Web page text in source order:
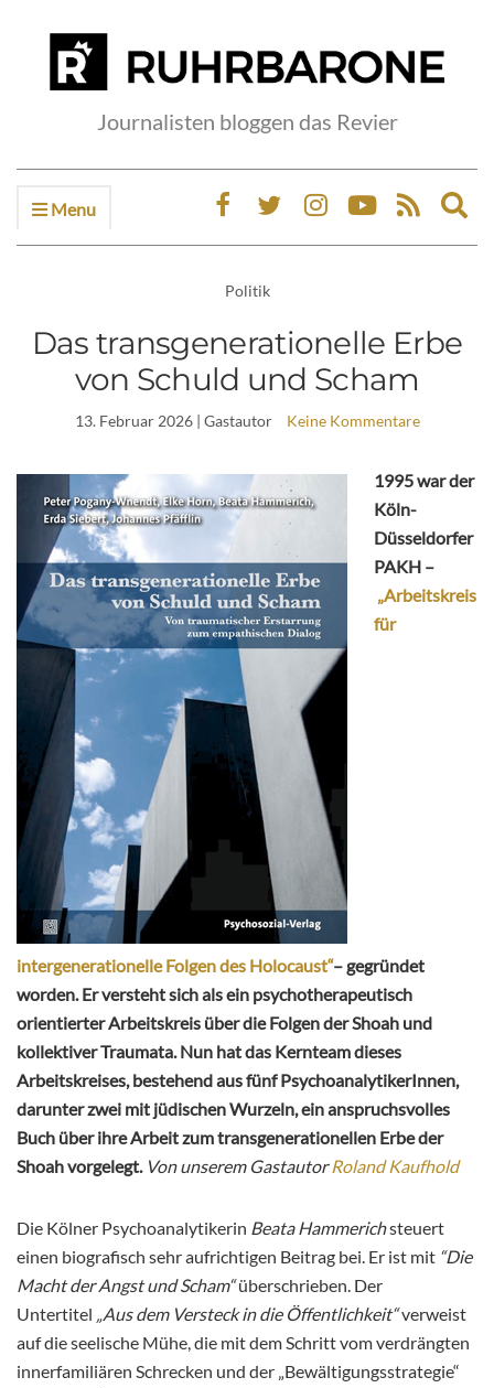
Journalisten bloggen das Revier
Menu
Politik
Das transgenerationelle Erbe
von Schuld und Scham
13. Februar 2026| Gastautor Keine Kommentare
1995 war der
Köln-
Düsseldorfer
PAKH –
„Arbeitskreis
für
intergenerationelle Folgen des Holocaust“– gegründet
worden. Er versteht sich als ein psychotherapeutisch
orientierter Arbeitskreis über die Folgen der Shoah und
kollektiver Traumata. Nun hat das Kernteam dieses
Arbeitskreises, bestehend aus fünf PsychoanalytikerInnen,
darunter zwei mit jüdischen Wurzeln, ein anspruchsvolles
Buch über ihre Arbeit zum transgenerationellen Erbe der
Shoah vorgelegt. Von unserem GastautorRoland Kaufhold
Die Kölner Psychoanalytikerin Beata Hammerichsteuert
einen biografisch sehr aufrichtigen Beitrag bei. Er ist mit “Die
Macht der Angst und Scham“überschrieben. Der
Untertitel „Aus dem Versteck in die Öffentlichkeit“verweist
auf die seelische Mühe, die mit dem Schritt vom verdrängten
innerfamiliären Schrecken und der „Bewältigungsstrategie“